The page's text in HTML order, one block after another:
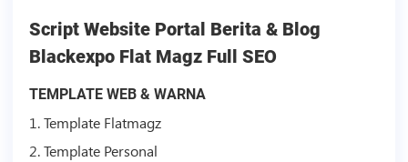
ScriptWebsite Portal Berita & Blog
Blackexpo Flat Magz Full SEO
TEMPLATEWEB & WARNA
1.TemplateFlatmagz
2.TemplatePersonal